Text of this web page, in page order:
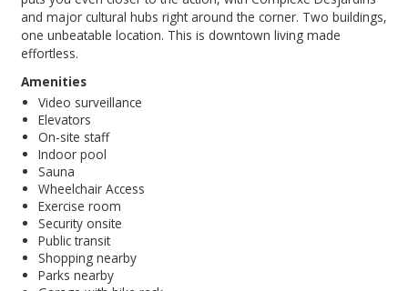
and major cultural hubs right around the corner. Two buildings,
one unbeatable location. This is downtown living made
effortless.
Amenities
Video surveillance
Elevators
On-site staff
Indoor pool
Sauna
Wheelchair Access
Exercise room
Security onsite
Public transit
Shopping nearby
Parks nearby